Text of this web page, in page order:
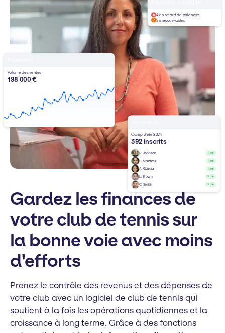
Gardez les finances de
votre club de tennis sur
la bonne voie avec moins
d'efforts
Prenez le contrôle des revenus et des dépenses de
votre club avec un logiciel de club de tennis qui
soutient à la fois les opérations quotidiennes et la
croissance à long terme. Grâce à des fonctions
Volume des ventes
198 000 €
4 en retard de paiement
2 irrécouvrables
Camp d'été 2024
392 inscrits
R. Johnson Payé
S. Martinez Payé
A. García Payé
L. Brown Payé
C. Smith Payé